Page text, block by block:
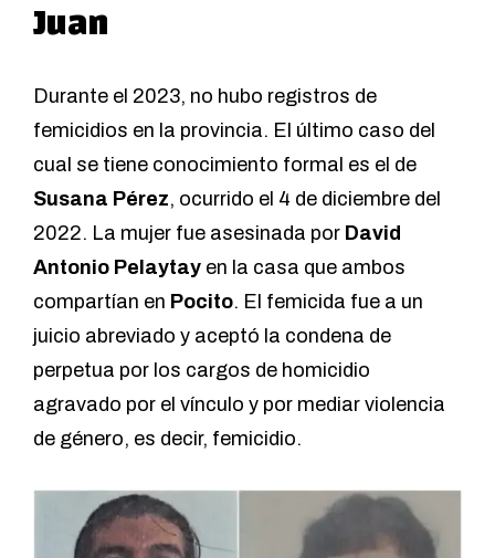
Juan
Durante el 2023, no hubo registros de
femicidios en la provincia. El último caso del
cual se tiene conocimiento formal es el de
Susana Pérez, ocurrido el 4 de diciembre del
2022. La mujer fue asesinada por David
Antonio Pelaytay en la casa que ambos
compartían en Pocito. El femicida fue a un
juicio abreviado y aceptó la condena de
perpetua por los cargos de homicidio
agravado por el vínculo y por mediar violencia
de género, es decir, femicidio.